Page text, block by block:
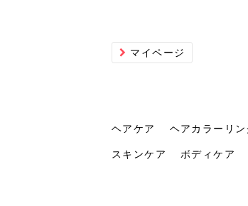
マイページ
ヘアケア ヘアカラーリン
スキンケア ボディケア